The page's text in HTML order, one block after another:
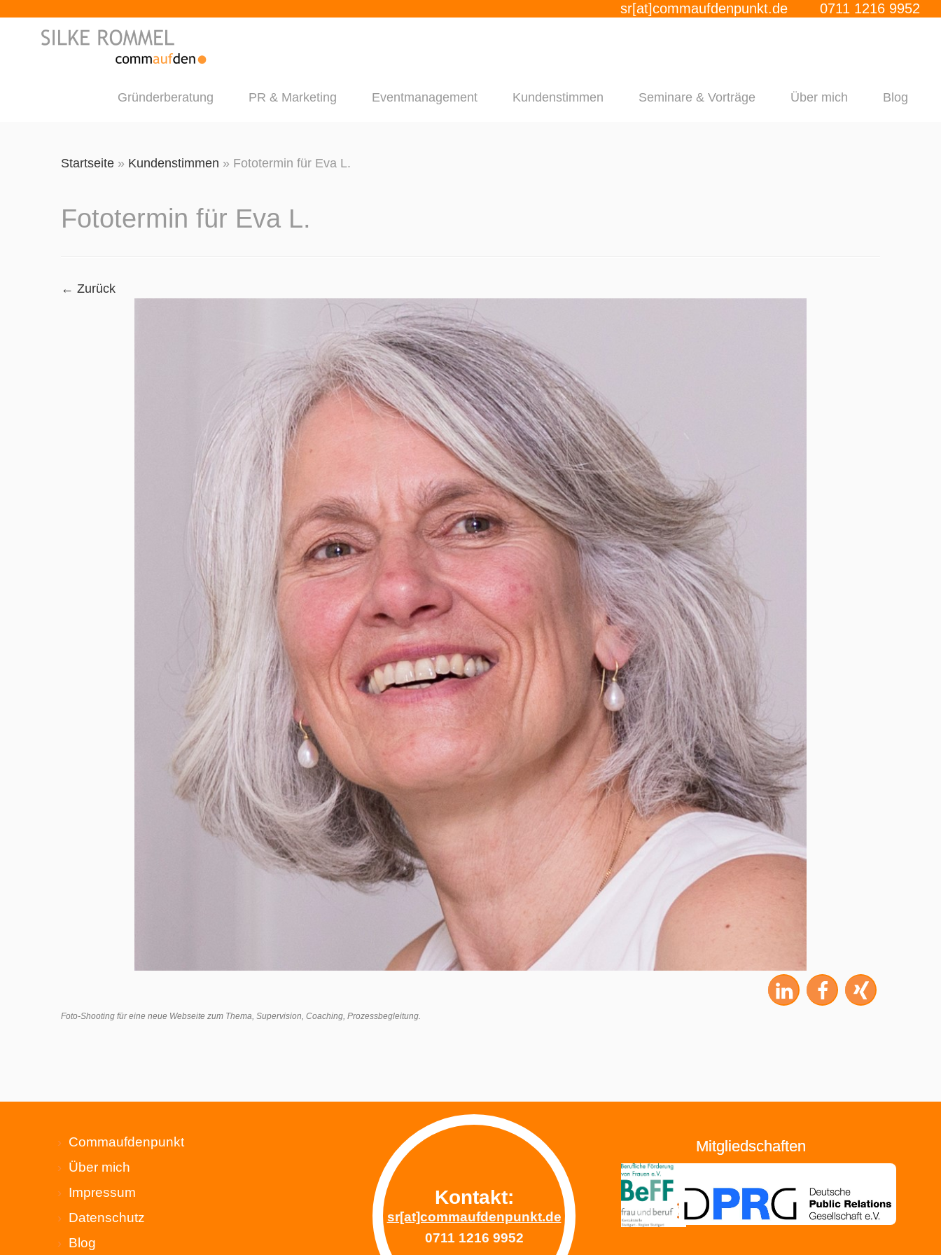
Gründerberatung PR & Marketing Eventmanagement Kundenstimmen Seminare & Vorträge Über mich Blog
sr[at]commaufdenpunkt.de 0711 1216 9952
Startseite » Kundenstimmen » Fototermin für Eva L.
Fototermin für Eva L.
← Zurück
Foto-Shooting für eine neue Webseite zum Thema, Supervision, Coaching, Prozessbegleitung.
Commaufdenpunkt
Über mich
Impressum
Datenschutz
Blog
Kontakt:
sr[at]commaufdenpunkt.de
0711 1216 9952
Mitgliedschaften